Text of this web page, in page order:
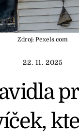
Zdroj: Pexels.com
22. 11. 2025